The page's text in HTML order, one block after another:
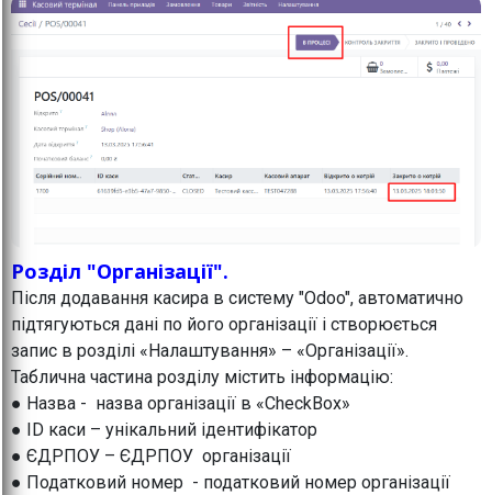
Розділ "Організації".
Після додавання касира в систему "Odoo", автоматично
підтягуються дані по його організації і створюється
запис в розділі «Налаштування» – «Організації».
Таблична частина розділу містить інформацію:
● Назва - назва організації в «CheckBox»
● ID каси – унікальний ідентифікатор
● ЄДРПОУ – ЄДРПОУ організації
● Податковий номер - податковий номер організації